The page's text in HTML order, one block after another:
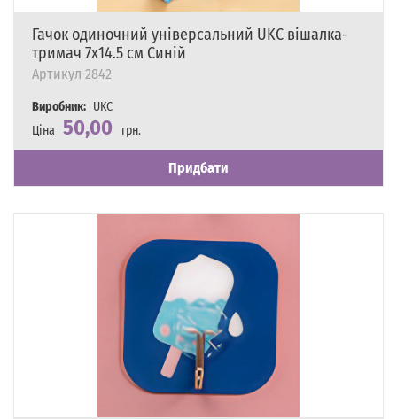
Гачок одиночний універсальний UKC вішалка-
тримач 7х14.5 см Синій
Артикул 2842
Виробник: UKC
Ціна 50,00
грн.
Наявність
Є в наявності
Придбати